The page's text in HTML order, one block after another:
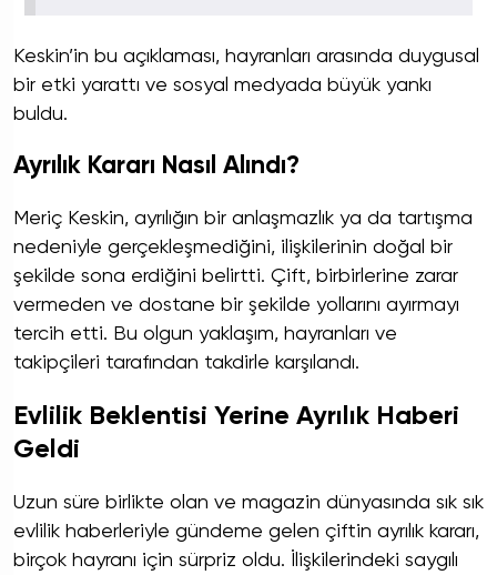
Keskin’in bu açıklaması, hayranları arasında duygusal
bir etki yarattı ve sosyal medyada büyük yankı
buldu.
Ayrılık Kararı Nasıl Alındı?
Meriç Keskin, ayrılığın bir anlaşmazlık ya da tartışma
nedeniyle gerçekleşmediğini, ilişkilerinin doğal bir
şekilde sona erdiğini belirtti. Çift, birbirlerine zarar
vermeden ve dostane bir şekilde yollarını ayırmayı
tercih etti. Bu olgun yaklaşım, hayranları ve
takipçileri tarafından takdirle karşılandı.
Evlilik Beklentisi Yerine Ayrılık Haberi
Geldi
Uzun süre birlikte olan ve magazin dünyasında sık sık
evlilik haberleriyle gündeme gelen çiftin ayrılık kararı,
birçok hayranı için sürpriz oldu. İlişkilerindeki saygılı